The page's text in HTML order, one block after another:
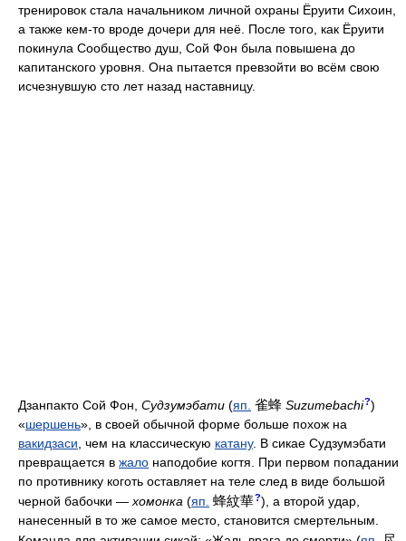
тренировок стала начальником личной охраны Ёруити Сихоин,
а также кем-то вроде дочери для неё. После того, как Ёруити
покинула Сообщество душ, Сой Фон была повышена до
капитанского уровня. Она пытается превзойти во всём свою
исчезнувшую сто лет назад наставницу.
Дзанпакто Сой Фон, Судзумэбати (яп. 雀蜂 Suzumebachi?)
«шершень», в своей обычной форме больше похож на
вакидзаси, чем на классическую катану. В сикае Судзумэбати
превращается в жало наподобие когтя. При первом попадании
по противнику коготь оставляет на теле след в виде большой
черной бабочки —хомонка (яп. 蜂紋華?), а второй удар,
нанесенный в то же самое место, становится смертельным.